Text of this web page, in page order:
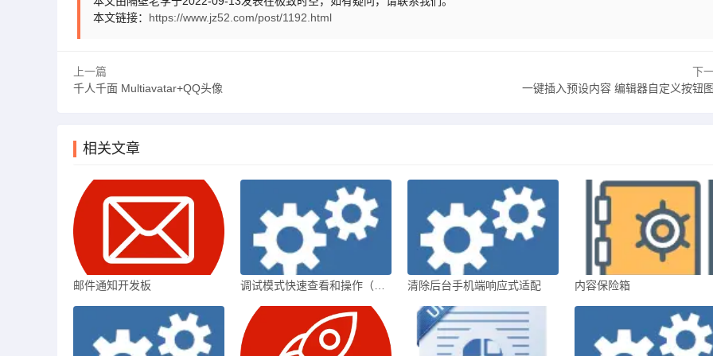
本文链接： https://www.jz52.com/post/1192.html
上一篇
千人千面 Multiavatar+QQ头像
下
一键插入预设内容 编辑器自定义按钮
相关文章
邮件通知开发板 清除后台手机端响应式适配 内容保险箱